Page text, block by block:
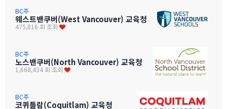
BC주
웨스트밴쿠버(West Vancouver) 교육청
475,816 회 조회
BC주
노스밴쿠버(North Vancouver) 교육청
1,668,434 회 조회
BC주
코퀴틀람(Coquitlam) 교육청